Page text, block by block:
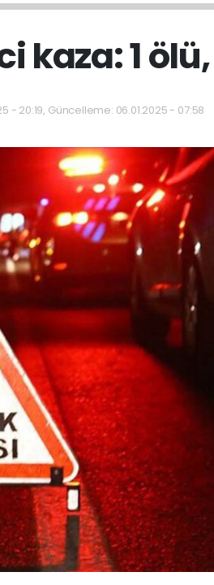
kaza: 1 ölü,
- 20:19, Güncelleme: 06.01.2025 - 07:58